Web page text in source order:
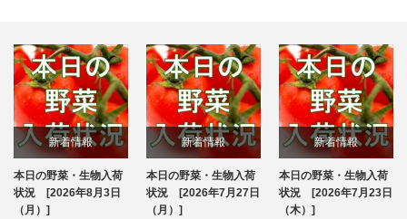
新着情報
ブログ
本日の野菜・生物入荷
状況 [2026年8月3日
（月）]
新着情報
ブログ
本日の野菜・生物入荷
状況 [2026年7月27日
（月）]
新着情報
ブログ
本日の野菜・生物入荷
状況 [2026年7月23日
（木）]